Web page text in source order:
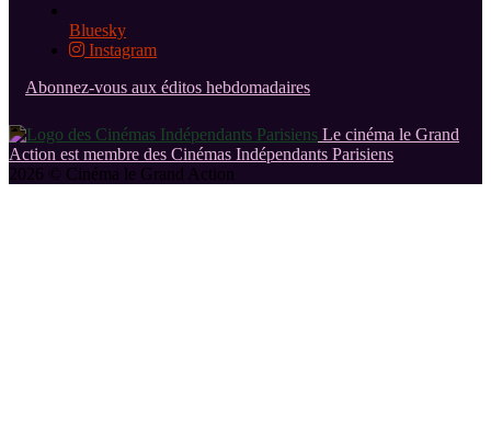
Bluesky
Instagram
Abonnez-vous aux éditos hebdomadaires
Le cinéma le Grand
Action est membre des Cinémas Indépendants Parisiens
2026 © Cinéma le Grand Action